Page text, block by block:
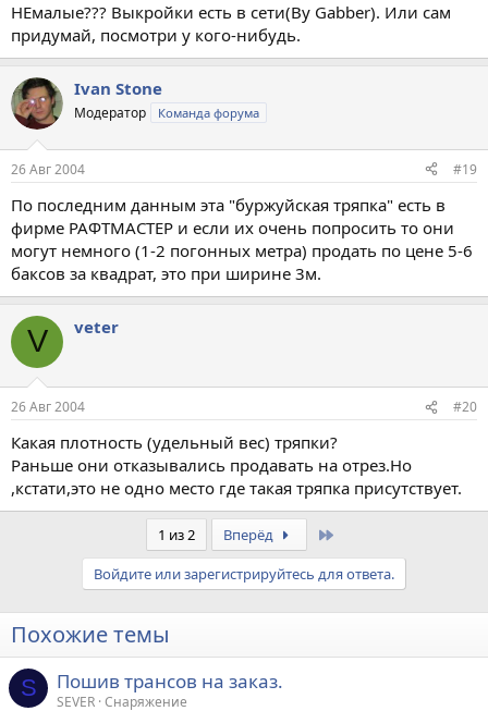
НЕмалые??? Выкройки есть в сети(By Gabber). Или сам
придумай, посмотри у кого-нибудь.
Ivan Stone
Модератор Команда форума
26 Авг 2004 #19
По последним данным эта "буржуйская тряпка" есть в
фирме РАФТМАСТЕР и если их очень попросить то они
могут немного (1-2 погонных метра) продать по цене 5-6
баксов за квадрат, это при ширине 3м.
V veter
26 Авг 2004 #20
Какая плотность (удельный вес) тряпки?
Раньше они отказывались продавать на отрез.Но
,кстати,это не одно место где такая тряпка присутствует.
1 из 2 Вперёд
Войдите или зарегистрируйтесь для ответа.
Похожие темы
S Пошив трансов на заказ.
SEVER Снаряжение